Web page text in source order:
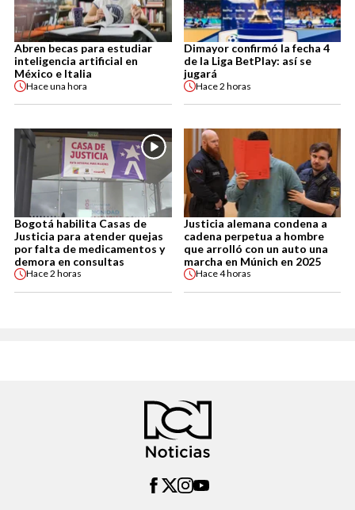
Abren becas para estudiar
inteligencia artificial en
México e Italia
Haceuna hora
Dimayor confirmó la fecha 4
de la Liga BetPlay: así se
jugará
Hace2 horas
Bogotá habilita Casas de
Justicia para atender quejas
por falta de medicamentos y
demora en consultas
Hace2 horas
Justicia alemana condena a
cadena perpetua a hombre
que arrolló con un auto una
marcha en Múnich en 2025
Hace4 horas